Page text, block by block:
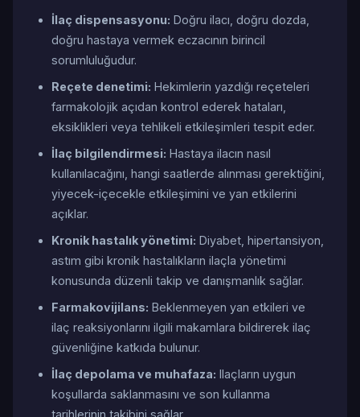
İlaç dispensasyonu: Doğru ilacı, doğru dozda,
doğru hastaya vermek eczacının birincil
sorumluluğudur.
Reçete denetimi: Hekimlerin yazdığı reçeteleri
farmakolojik açıdan kontrol ederek hataları,
eksiklikleri veya tehlikeli etkileşimleri tespit eder.
İlaç bilgilendirmesi: Hastaya ilacın nasıl
kullanılacağını, hangi saatlerde alınması gerektiğini,
yiyecek-içecekle etkileşimini ve yan etkilerini
açıklar.
Kronik hastalık yönetimi: Diyabet, hipertansiyon,
astım gibi kronik hastalıkların ilaçla yönetimi
konusunda düzenli takip ve danışmanlık sağlar.
Farmakovijilans: Beklenmeyen yan etkileri ve
ilaç reaksiyonlarını ilgili makamlara bildirerek ilaç
güvenliğine katkıda bulunur.
İlaç depolama ve muhafaza: Ilaçların uygun
koşullarda saklanmasını ve son kullanma
tarihlerinin takibini sağlar.